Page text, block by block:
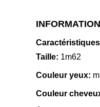
Taille: 1m62
Couleur yeux:
Couleur